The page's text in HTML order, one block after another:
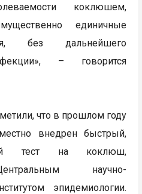
коклюшем,
единичные
без дальнейшего
– говорится
что в прошлом году
внедрен быстрый,
тест на коклюш,
научно-
эпидемиологии.